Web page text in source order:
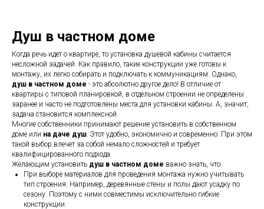
Душ в частном доме
Когда речь идет о квартире, то установка душевой кабины считается
несложной задачей. Как правило, такие конструкции уже готовы к
монтажу, их легко собирать и подключать к коммуникациям. Однако,
душ в частном доме - это абсолютно другое дело! В отличие от
квартиры с типовой планировкой, в отдельном строении не определены
заранее и часто не подготовлены места для установки кабины. А, значит,
задача становится комплексной.
Многие собственники принимают решение установить в собственном
доме или на даче душ . Этот удобно, экономично и современно. При этом
такой выбор влечет за собой немало сложностей и требует
квалифицированного подхода.
Желающим установить душ в частном доме важно знать, что:
При выборе материалов для проведения монтажа нужно учитывать
тип строения. Например, деревянные стены и полы дают усадку по
сезону. Поэтому с ними совместимы исключительно гибкие
конструкции.